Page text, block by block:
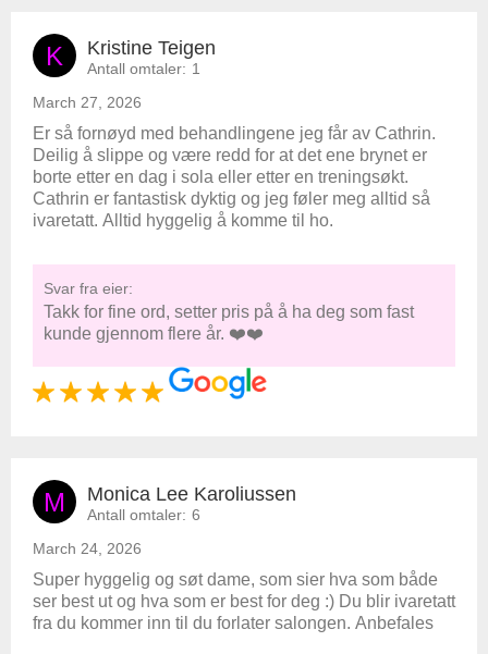
K Kristine Teigen
Antall omtaler: 1
March 27, 2026
Er så fornøyd med behandlingene jeg får av Cathrin.
Deilig å slippe og være redd for at det ene brynet er
borte etter en dag i sola eller etter en treningsøkt.
Cathrin er fantastisk dyktig og jeg føler meg alltid så
ivaretatt. Alltid hyggelig å komme til ho.
Svar fra eier:
Takk for fine ord, setter pris på å ha deg som fast
kunde gjennom flere år. ❤️❤️
M Monica Lee Karoliussen
Antall omtaler: 6
March 24, 2026
Super hyggelig og søt dame, som sier hva som både
ser best ut og hva som er best for deg :) Du blir ivaretatt
fra du kommer inn til du forlater salongen. Anbefales